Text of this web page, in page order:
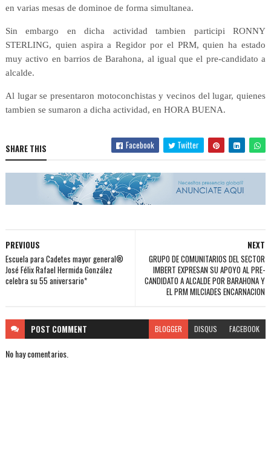
en varias mesas de dominoe de forma simultanea.
Sin embargo en dicha actividad tambien participi RONNY
STERLING, quien aspira a Regidor por el PRM, quien ha estado
muy activo en barrios de Barahona, al igual que el pre-candidato a
alcalde.
Al lugar se presentaron motoconchistas y vecinos del lugar, quienes
tambien se sumaron a dicha actividad, en HORA BUENA.
SHARE THIS Facebook Twitter
NEXT
GRUPO DE COMUNITARIOS DEL SECTOR
IMBERT EXPRESAN SU APOYO AL PRE-
CANDIDATO A ALCALDE POR BARAHONA Y
EL PRM MILCIADES ENCARNACION
PREVIOUS
Escuela para Cadetes mayor general®️
José Félix Rafael Hermida González
celebra su 55 aniversario*
POST COMMENT BLOGGER DISQUS FACEBOOK
No hay comentarios.